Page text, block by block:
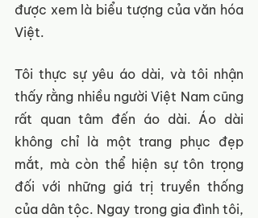
được xem là biểu tượng của văn hóa
Việt.
Tôi thực sự yêu áo dài, và tôi nhận
thấy rằng nhiều người Việt Nam cũng
rất quan tâm đến áo dài. Áo dài
không chỉ là một trang phục đẹp
mắt, mà còn thể hiện sự tôn trọng
đối với những giá trị truyền thống
của dân tộc. Ngay trong gia đình tôi,